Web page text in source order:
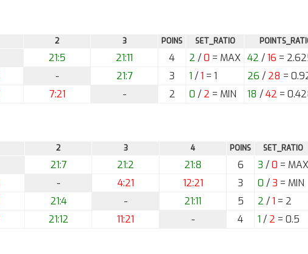
2 3 POINS SET_RATIO
21:5 21:11 4 2 /0 = MAX 42 /16 =
- 21:7 3 1 /1 = 1 26 / 28 =
7:21 - 2 0 / 2 = MIN 18 /42 =
2 3 4 POINS SET_RATIO
21:7 21:2 21:8 6 3 /0 = MAX
- 4:21 12:21 3 0 /3 = MIN
21:4 - 21:11 5 2 /1 = 2
21:12 11:21 - 4 1 / 2 = 0.5